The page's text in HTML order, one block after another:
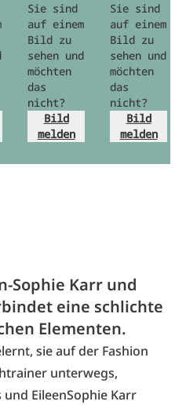
Sie sind
auf einem
Bild zu
sehen und
möchten
das
nicht?
Bild
melden
Sie sind
auf einem
Bild zu
sehen und
möchten
das
nicht?
Bild
melden
Sophie Karr und
eine schlichte
Elementen.
sie auf der Fashion
unterwegs,
EileenSophie Karr